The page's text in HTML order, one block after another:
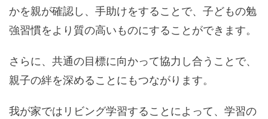
かを親が確認し、手助けをすることで、子どもの勉
強習慣をより質の高いものにすることができます。
さらに、共通の目標に向かって協力し合うことで、
親子の絆を深めることにもつながります。
我が家ではリビング学習することによって、学習の